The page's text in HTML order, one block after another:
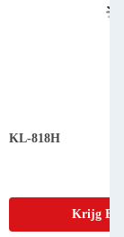
KL-818H
Krijg